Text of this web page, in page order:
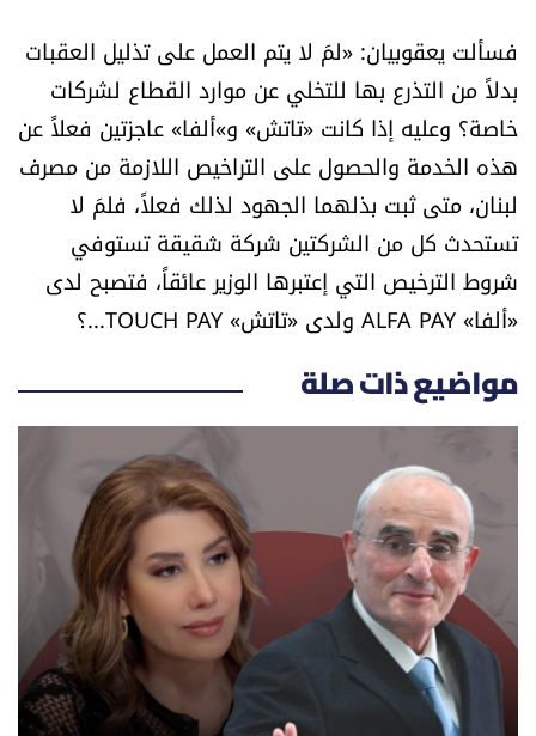
فسألت يعقوبيان: «لمَ لا يتم العمل على تذليل العقبات
بدلاً من التذرع بها للتخلي عن موارد القطاع لشركات
خاصة؟ وعليه إذا كانت «تاتش» و»ألفا» عاجزتين فعلاً عن
هذه الخدمة والحصول على التراخيص اللازمة من مصرف
لبنان، متى ثبت بذلهما الجهود لذلك فعلاً، فلمَ لا
تستحدث كل من الشركتين شركة شقيقة تستوفي
شروط الترخيص التي إعتبرها الوزير عائقاً، فتصبح لدى
«ألفا» ALFA PAY ولدى «تاتش» TOUCH PAY...؟
مواضيع ذات صلة